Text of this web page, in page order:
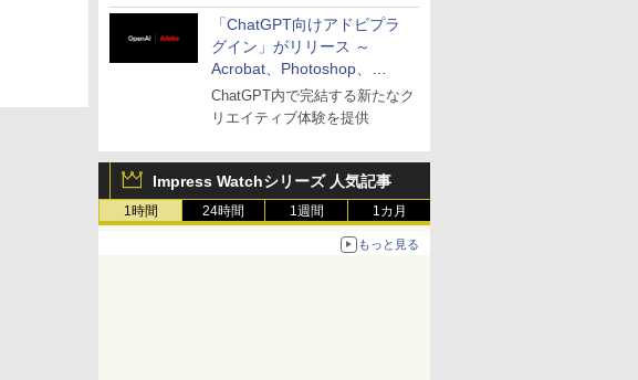
「ChatGPT向けアドビプラ
グイン」がリリース ～
Acrobat、Photoshop、
Premiereなどの機能を1つの
プラグインに統合
ChatGPT内で完結する新たなク
リエイティブ体験を提供
Impress Watchシリーズ 人気記事
1時間 24時間 1週間 1カ月
もっと見る